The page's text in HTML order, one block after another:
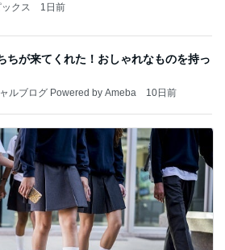
クス 1日前
ちが来てくれた！おしゃれなものを持っ
ルブログ Powered by Ameba 10日前